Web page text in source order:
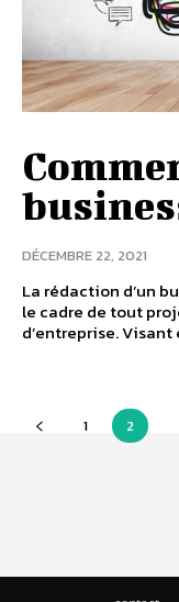
DÉCEMBRE 22, 2021
La rédaction d’un
le cadre de tout
d’entreprise.
1 2